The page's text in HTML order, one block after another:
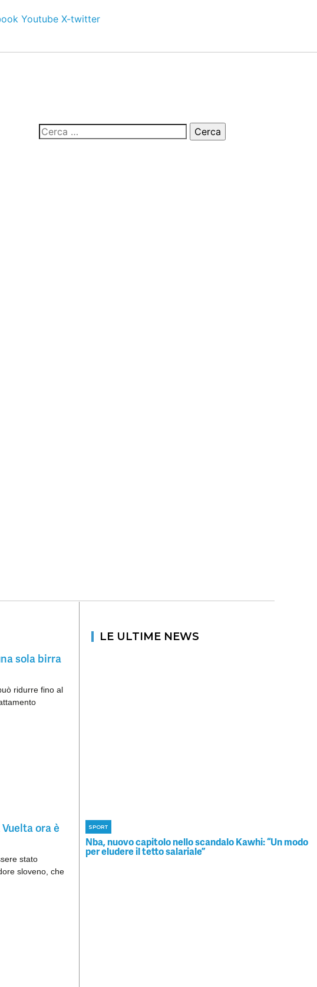
Youtube X-twitter
sola birra
ridurre fino al
ora è
stato
sloveno, che
LE ULTIME NEWS
SPORT
Nba, nuovo capitolo nello scandalo Kawhi: “Un modo
per eludere il tetto salariale”